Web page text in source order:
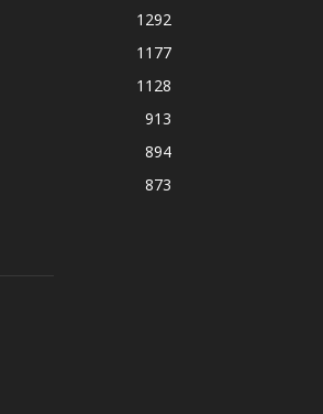
1292
1177
1128
913
894
873